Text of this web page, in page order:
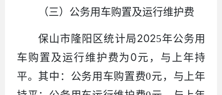
（三）公务用车购置及运行维护费
保山市隆阳区统计局2025年公务用
车购置及运行维护费为 0元，与上年持
平。其中：公务用车购置费0元，与上年